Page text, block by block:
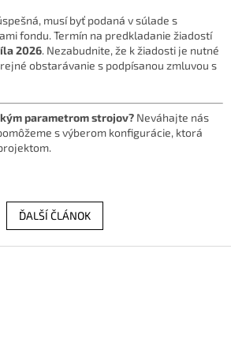
musí byť podaná v súlade s
fondu. Termín na predkladanie žiadostí
2026. Nezabudnite, že k žiadosti je nutné
obstarávanie s podpísanou zmluvou s
parametrom strojov? Neváhajte nás
s výberom konfigurácie, ktorá
ĎALŠÍ ČLÁNOK